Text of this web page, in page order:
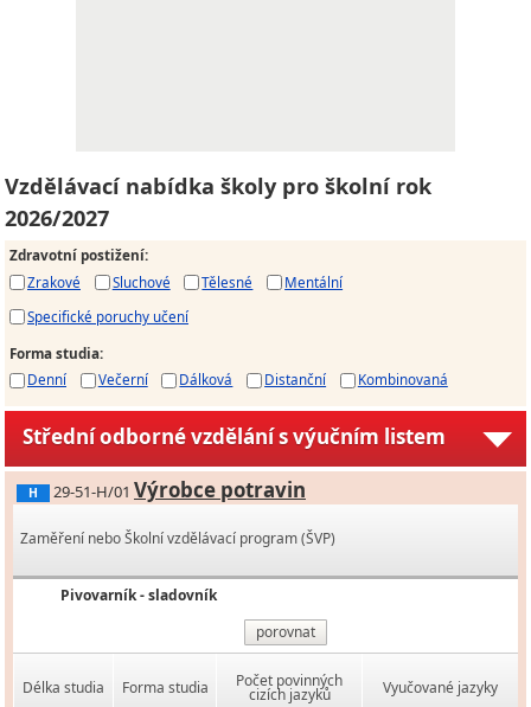
Vzdělávací nabídka školy pro školní rok
2026/2027
Zdravotní postižení:
Zrakové
Sluchové Tělesné
Mentální
Specifické poruchy učení
Forma studia:
Denní
Večerní Dálková Distanční Kombinovaná
Střední odborné vzdělání s výučním listem
H 29-51-H/01 Výrobce potravin
Zaměření nebo Školní vzdělávací program (ŠVP)
Pivovarník - sladovník
porovnat
Délka studia Forma studia Počet povinných
cizích jazyků Vyučované jazyky